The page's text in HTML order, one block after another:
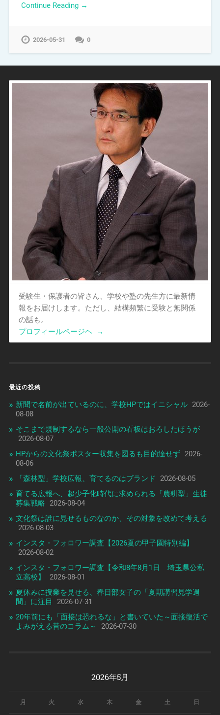
Continue Reading →
2026-05-31 0
受験生・保護者の皆さん、学校や塾の先生方に最新情
報をお届けします。ただし、結構頻繁に受験と無関係
の話も。
プロフィールページヘ
→
最近の投稿
新聞で名前が出ているのに、学校HPではイニシャル 2026-
08-08
そこまで規制するなら一般公開の看板はおろしたほうが
2026-08-07
HPからの文化祭ポスター収集を図るも目的達せず 2026-
08-06
「森林型」学校広報、育てるのはブランド
2026-08-05
育てる広報へ、超少子化時代に求められる「農耕型」生徒
募集戦略
2026-08-04
文化祭は誰に見せるものなのか、その対象を改めて考える
2026-08-03
インスタ・フォロワー調査【2026夏の甲子園特別編】
2026-08-02
インスタ・フォロワー調査【令和8年8月1日 埼玉県公私
立高校】
2026-08-01
夏休みに授業を見せる、春日部女子の「夏期講習見学週
間」に注目
2026-07-31
20年前にも「面接は恐れるな」と書いていた～面接復活で
よみがえる昔のコラム～
2026-07-30
2026年5月
月 火 水 木 金 土 日